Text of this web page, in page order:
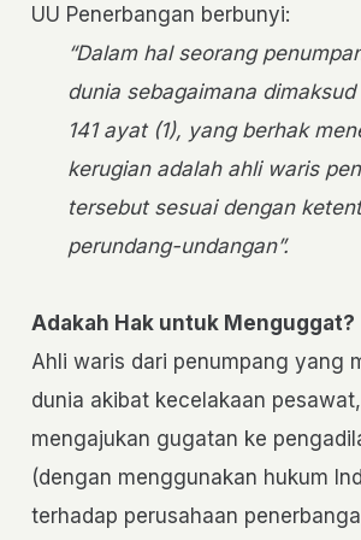
UU Penerbangan berbunyi:
“Dalam hal seorang
dunia sebagaimana dimaksud
141 ayat (1), yang berhak
kerugian adalah ahli waris
tersebut sesuai dengan
perundang-undangan”.
Adakah Hak untuk Menguggat?
Ahli waris dari penumpang yang
dunia akibat kecelakaan
mengajukan gugatan ke
(dengan menggunakan hukum
terhadap perusahaan